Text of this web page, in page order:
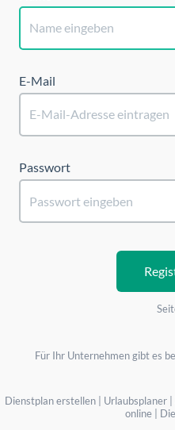
E-Mail
Passwort
Für Ihr Unternehmen gibt es
Dienstplan erstellen Urlaubsplaner
online